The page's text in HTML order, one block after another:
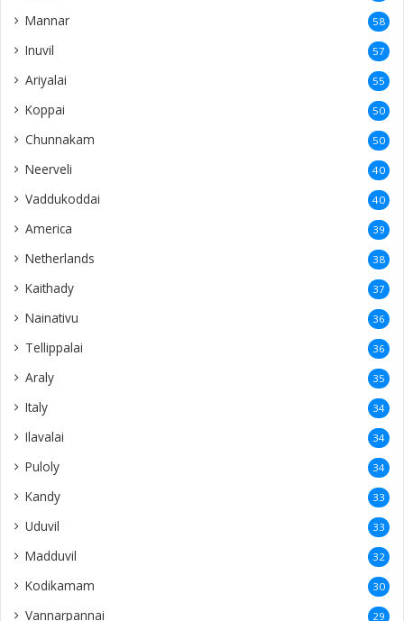
Mannar 58
Inuvil 57
Ariyalai 55
Koppai 50
Chunnakam 50
Neerveli 40
Vaddukoddai 40
America 39
Netherlands 38
Kaithady 37
Nainativu 36
Tellippalai 36
Araly 35
Italy 34
Ilavalai 34
Puloly 34
Kandy 33
Uduvil 33
Madduvil 32
Kodikamam 30
Vannarpannai 29